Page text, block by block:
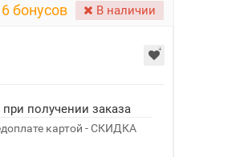
бонусов В наличии
получении заказа
картой - СКИДКА